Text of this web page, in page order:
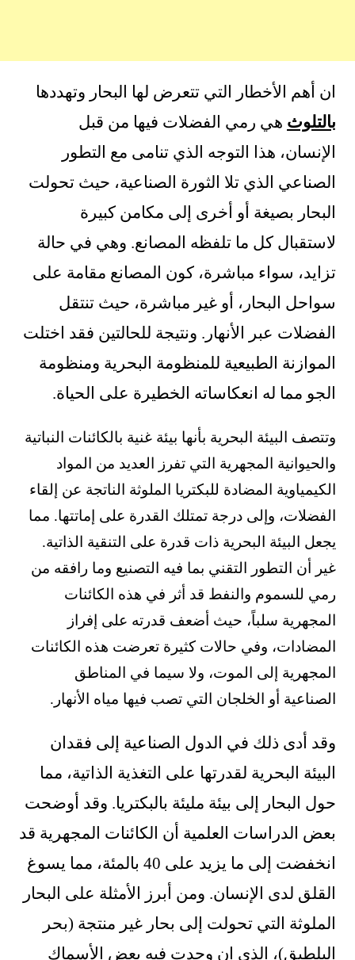
ان أهم الأخطار التي تتعرض لها البحار وتهددها
بالتلوث هي رمي الفضلات فيها من قبل
الإنسان، هذا التوجه الذي تنامى مع التطور
الصناعي الذي تلا الثورة الصناعية، حيث تحولت
البحار بصيغة أو أخرى إلى مكامن كبيرة
لاستقبال كل ما تلفظه المصانع. وهي في حالة
تزايد، سواء مباشرة، كون المصانع مقامة على
سواحل البحار، أو غير مباشرة، حيث تنتقل
الفضلات عبر الأنهار. ونتيجة للحالتين فقد اختلت
الموازنة الطبيعية للمنظومة البحرية ومنظومة
الجو مما له انعكاساته الخطيرة على الحياة.
وتتصف البيئة البحرية بأنها بيئة غنية بالكائنات النباتية
والحيوانية المجهرية التي تفرز العديد من المواد
الكيمياوية المضادة للبكتريا الملوثة الناتجة عن إلقاء
الفضلات، وإلى درجة تمتلك القدرة على إماتتها. مما
يجعل البيئة البحرية ذات قدرة على التنقية الذاتية.
غير أن التطور التقني بما فيه التصنيع وما رافقه من
رمي للسموم والنفط قد أثر في هذه الكائنات
المجهرية سلباً، حيث أضعف قدرته على إفراز
المضادات، وفي حالات كثيرة تعرضت هذه الكائنات
المجهرية إلى الموت، ولا سيما في المناطق
الصناعية أو الخلجان التي تصب فيها مياه الأنهار.
وقد أدى ذلك في الدول الصناعية إلى فقدان
البيئة البحرية لقدرتها على التغذية الذاتية، مما
حول البحار إلى بيئة مليئة بالبكتريا. وقد أوضحت
بعض الدراسات العلمية أن الكائنات المجهرية قد
انخفضت إلى ما يزيد على 40 بالمئة، مما يسوغ
القلق لدى الإنسان. ومن أبرز الأمثلة على البحار
الملوثة التي تحولت إلى بحار غير منتجة (بحر
البلطيق)، الذي إن وجدت فيه بعض الأسماك